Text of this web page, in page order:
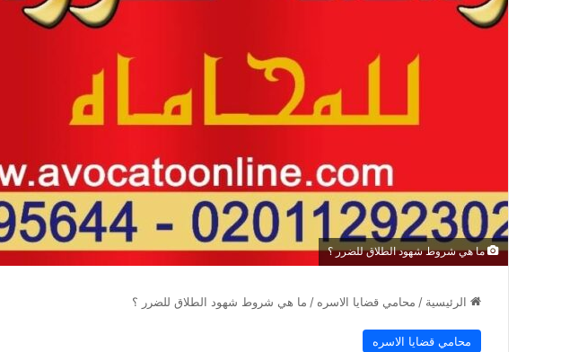
ما هي شروط شهود الطلاق للضرر ؟
الرئيسية / محامي قضايا الاسره / ما هي شروط شهود الطلاق للضرر ؟
محامي قضايا الاسره